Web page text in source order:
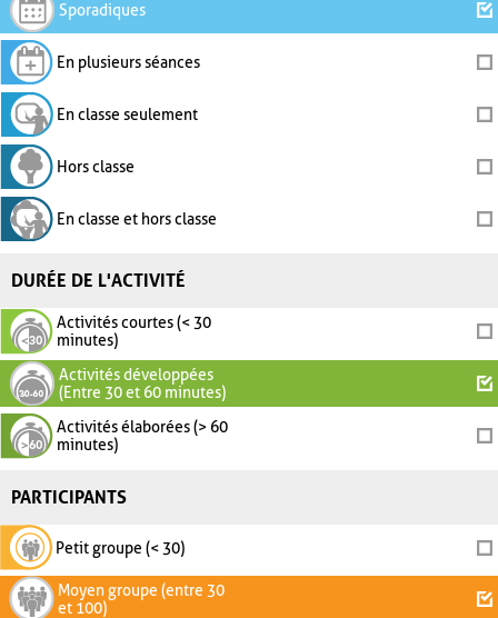
Sporadiques
En plusieurs séances
En classe seulement
Hors classe
En classe et hors classe
DURÉE DE L'ACTIVITÉ
Activités courtes (< 30
minutes)
Activités développées
(Entre 30 et 60 minutes)
Activités élaborées (> 60
minutes)
PARTICIPANTS
Petit groupe (< 30)
Moyen groupe (entre 30
et 100)